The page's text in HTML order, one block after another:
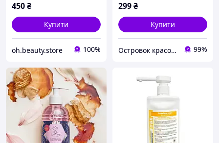
450₴
Купити
oh.beauty.store 100%
299₴
Купити
Островок красоти "MIRA" 99%